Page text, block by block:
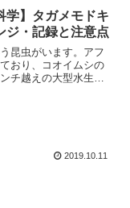
学】タガメモドキ
ジ・記録と注意点
昆虫がいます。アフ
おり、コオイムシの
チ越えの大型水生昆
2019.10.11